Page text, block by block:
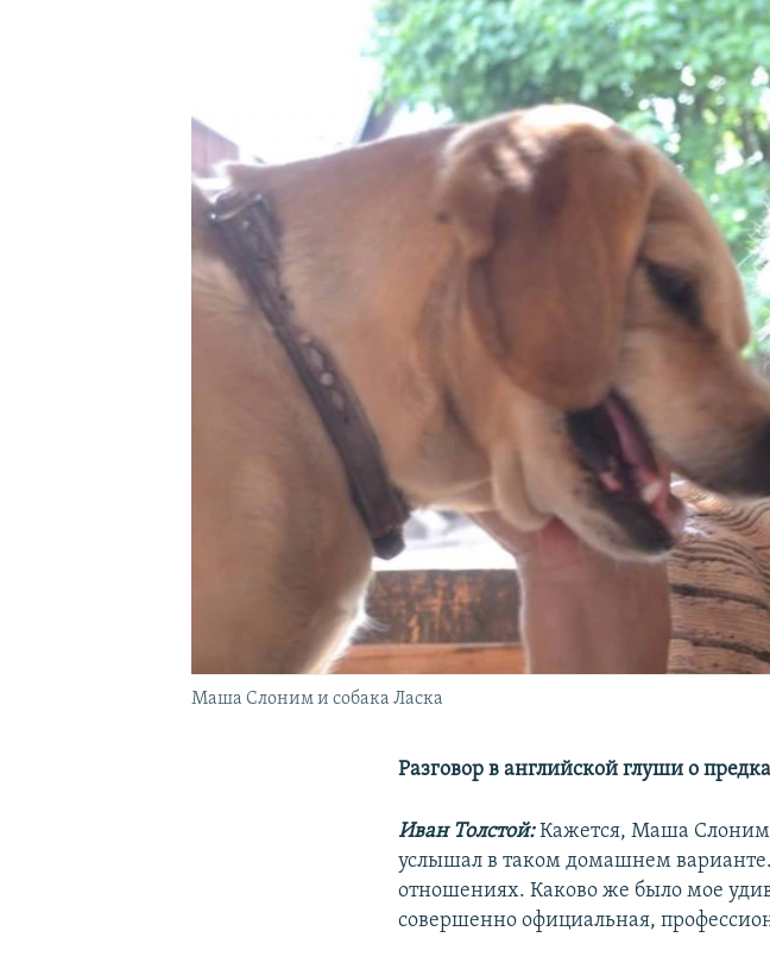
Маша Слоним и собака Ласка
Разговор в английской глуши о
Иван Толстой:Кажется, Маша
услышал в таком домашнем
отношениях. Каково же было мое
совершенно официальная,